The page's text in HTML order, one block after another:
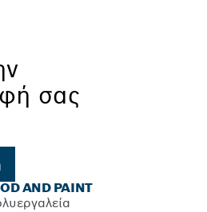
σας
AND PAINT